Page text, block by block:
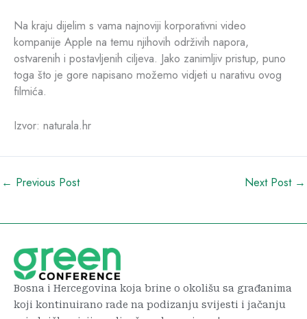
Na kraju dijelim s vama najnoviji korporativni video
kompanije Apple na temu njihovih održivih napora,
ostvarenih i postavljenih ciljeva. Jako zanimljiv pristup, puno
toga što je gore napisano možemo vidjeti u narativu ovog
filmića.
Izvor: naturala.hr
← Previous Post Next Post →
Bosna i Hercegovina koja brine o okolišu sa građanima
koji kontinuirano rade na podizanju svijesti i jačanju